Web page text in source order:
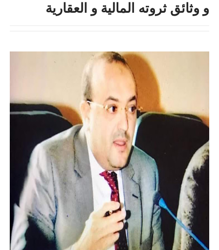
و وثائق ثروته المالية و العقارية